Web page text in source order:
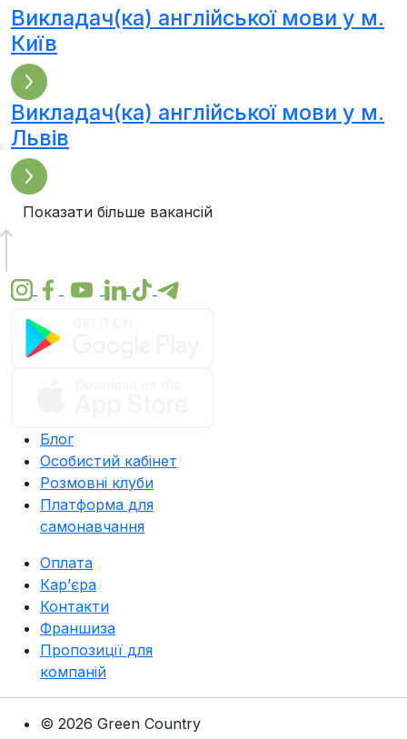
Викладач(ка) англійської мови у м.
Київ
Викладач(ка) англійської мови у м.
Львів
Показати більше вакансій
Блог
Особистий кабінет
Розмовні клуби
Платформа для
самонавчання
Оплата
Карʼєра
Контакти
Франшиза
Пропозиції для
компаній
© 2026 Green Country